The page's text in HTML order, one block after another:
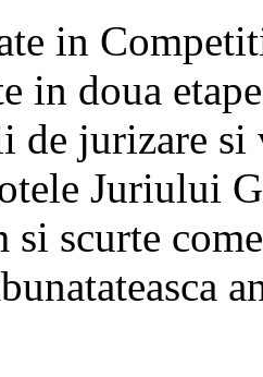
in
in doua
de jurizare
Juriului
si scurte